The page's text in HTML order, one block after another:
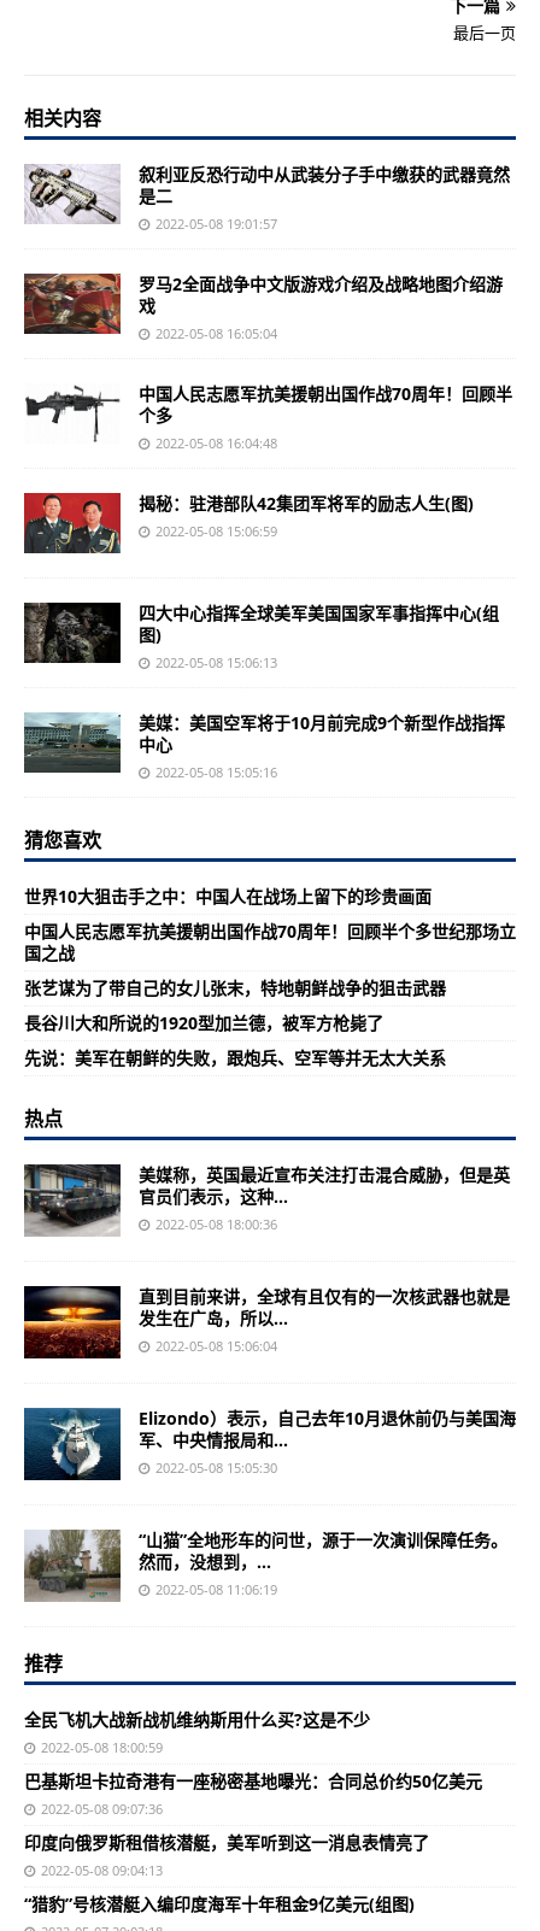
下一篇
最后一页
相关内容
叙利亚反恐行动中从武装分子手中缴获的武器竟然
是二
2022-05-08 19:01:57
罗马2全面战争中文版游戏介绍及战略地图介绍游
戏
2022-05-08 16:05:04
中国人民志愿军抗美援朝出国作战70周年！回顾半
个多
2022-05-08 16:04:48
揭秘：驻港部队42集团军将军的励志人生(图)
2022-05-08 15:06:59
四大中心指挥全球美军美国国家军事指挥中心(组
图)
2022-05-08 15:06:13
美媒：美国空军将于10月前完成9个新型作战指挥
中心
2022-05-08 15:05:16
猜您喜欢
世界10大狙击手之中：中国人在战场上留下的珍贵画面
中国人民志愿军抗美援朝出国作战70周年！回顾半个多世纪那场立
国之战
张艺谋为了带自己的女儿张末，特地朝鲜战争的狙击武器
長谷川大和所说的1920型加兰德，被军方枪毙了
先说：美军在朝鲜的失败，跟炮兵、空军等并无太大关系
热点
美媒称，英国最近宣布关注打击混合威胁，但是英
官员们表示，这种...
2022-05-08 18:00:36
直到目前来讲，全球有且仅有的一次核武器也就是
发生在广岛，所以...
2022-05-08 15:06:04
Elizondo）表示，自己去年10月退休前仍与美国海
军、中央情报局和...
2022-05-08 15:05:30
“山猫”全地形车的问世，源于一次演训保障任务。
然而，没想到，...
2022-05-08 11:06:19
推荐
全民飞机大战新战机维纳斯用什么买?这是不少
2022-05-08 18:00:59
巴基斯坦卡拉奇港有一座秘密基地曝光：合同总价约50亿美元
2022-05-08 09:07:36
印度向俄罗斯租借核潜艇，美军听到这一消息表情亮了
2022-05-08 09:04:13
“猎豹”号核潜艇入编印度海军十年租金9亿美元(组图)